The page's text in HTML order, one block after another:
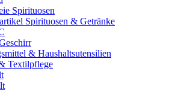
Spirituosen
Spirituosen & Getränke
& Haushaltsutensilien
Textilpflege